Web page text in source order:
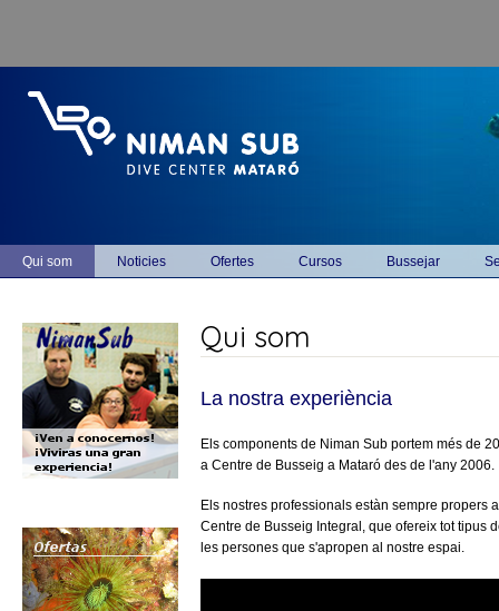
Main menu
Qui som Noticies Ofertes Cursos Bussejar
Qui som
La nostra experiència
Els components de Niman Sub portem més de
a Centre de Busseig a Mataró des de l'any 2006.
Els nostres professionals estàn sempre propers
Centre de Busseig Integral, que ofereix tot tipus
les persones que s'apropen al nostre espai.